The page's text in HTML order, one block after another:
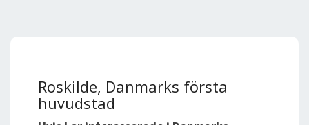
Roskilde, Danmarks första
huvudstad